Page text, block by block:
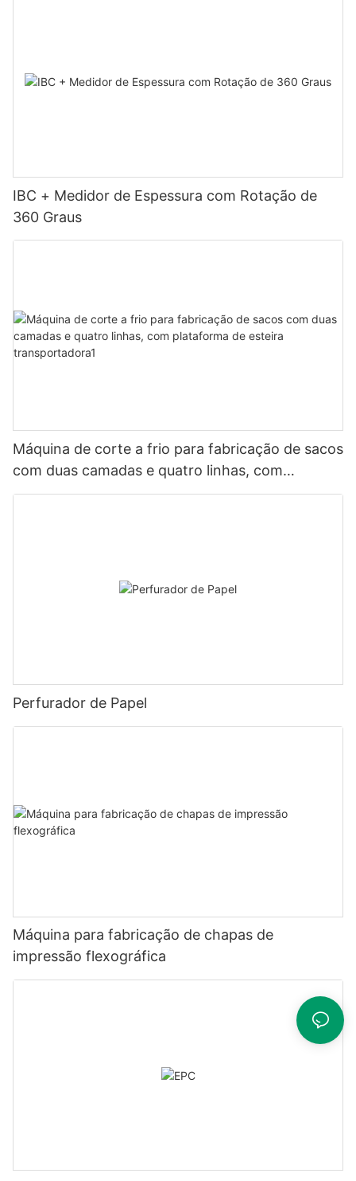
IBC + Medidor de Espessura com Rotação de
360 ​​Graus
Máquina de corte a frio para fabricação de sacos
com duas camadas e quatro linhas, com
plataforma de esteira transportadora1
Perfurador de Papel
Máquina para fabricação de chapas de
impressão flexográfica